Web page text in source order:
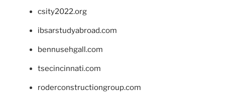
csity2022.org
ibsarstudyabroad.com
bennusehgall.com
tsecincinnati.com
roderconstructiongroup.com